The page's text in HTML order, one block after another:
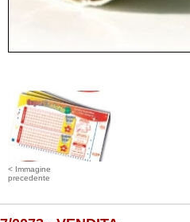
< Immagine
precedente